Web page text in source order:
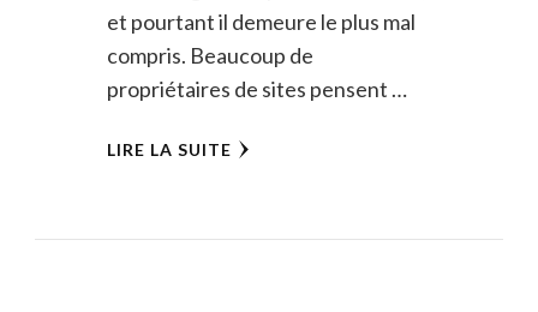
et pourtant il demeure le plus mal
compris. Beaucoup de
propriétaires de sites pensent …
LIRE LA SUITE